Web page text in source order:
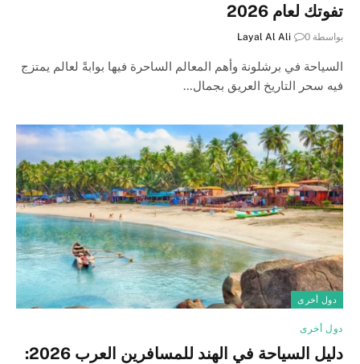
تفوتك لعام 2026
بواسطة Layal Al Ali 0
السياحة في برشلونة وأهم المعالم الساحرة فيها بوابةً لعالم يمتزج
فيه سحر التاريخ العريق بجمال…
دول أخرى
دول أخرى
دليل السياحة في الهند للمسافرين العرب 2026: